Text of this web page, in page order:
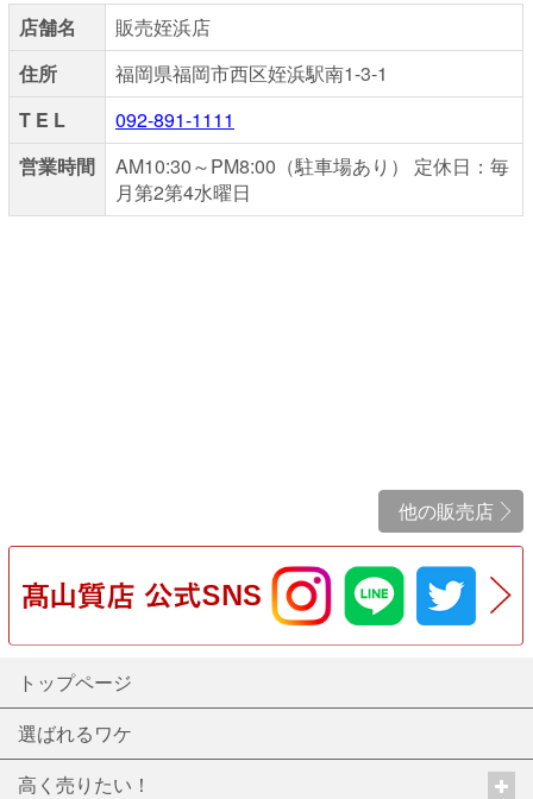
店舗名
販売姪浜店
住所
福岡県福岡市西区姪浜駅南1-3-1
T E L
092-891-1111
営業時間
AM10:30～PM8:00（駐車場あり） 定休日：毎
月第2第4水曜日
他の販売店
トップページ
選ばれるワケ
高く売りたい！